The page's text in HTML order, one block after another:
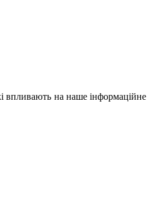
впливають на наше інформаційне